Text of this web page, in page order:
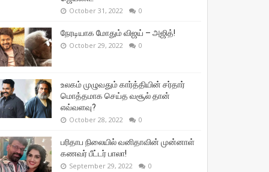
October 31, 2022 0
நேரடியாக மோதும் விஜய் – அஜித்!
October 29, 2022 0
உலகம் முழுவதும் கார்த்தியின் சர்தார்
மொத்தமாக செய்த வசூல் தான்
எவ்வளவு?
October 28, 2022 0
பரிதாப நிலையில் வனிதாவின் முன்னாள்
கணவர் பீட்டர் பாலா!
September 29, 2022 0